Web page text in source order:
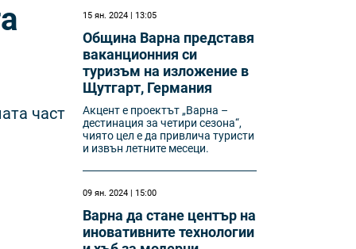
част
15 ян. 2024 | 13:05
Община Варна представя
ваканционния си
туризъм на изложение в
Щутгарт, Германия
Акцент е проектът „Варна –
дестинация за четири сезона“,
чиято цел е да привлича туристи
и извън летните месеци.
09 ян. 2024 | 15:00
Варна да стане център на
иновативните технологии